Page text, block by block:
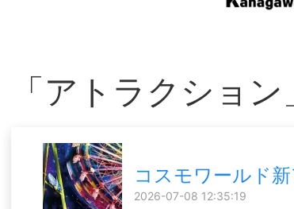
「アトラクショ
コスモワールド
2026-07-08 12:35:19